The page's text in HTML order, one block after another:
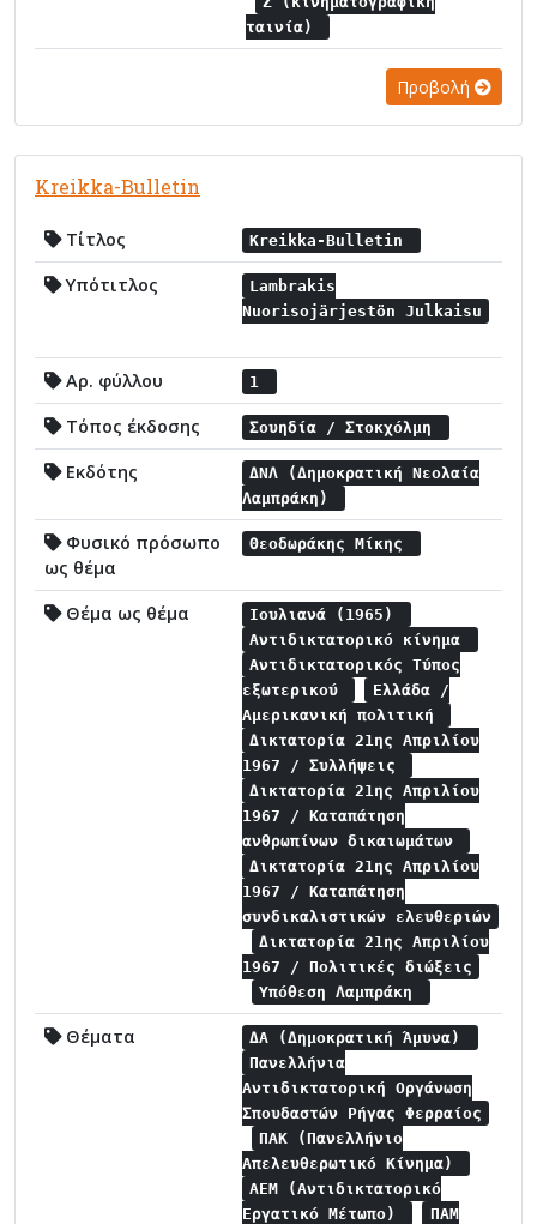
ταινία)
Προβολή
Kreikka-Bulletin
Τίτλος Kreikka-Bulletin
Υπότιτλος
Lambrakis
Nuorisojärjestön Julkaisu
Αρ. φύλλου 1
Τόπος έκδοσης Σουηδία / Στοκχόλμη
Εκδότης
ΔΝΛ (Δημοκρατική Νεολαία
Λαμπράκη)
Φυσικό πρόσωπο
ως θέμα
Θεοδωράκης Μίκης
Θέμα ως θέμα
Ιουλιανά (1965)
Αντιδικτατορικό κίνημα
Αντιδικτατορικός Τύπος
εξωτερικού
Ελλάδα /
Αμερικανική πολιτική
Δικτατορία 21ης Απριλίου
1967 / Συλλήψεις
Δικτατορία 21ης Απριλίου
1967 / Καταπάτηση
ανθρωπίνων δικαιωμάτων
Δικτατορία 21ης Απριλίου
1967 / Καταπάτηση
συνδικαλιστικών ελευθεριών
Δικτατορία 21ης Απριλίου
1967 / Πολιτικές διώξεις
Υπόθεση Λαμπράκη
Θέματα
ΔΑ (Δημοκρατική Άμυνα)
Πανελλήνια
Αντιδικτατορική Οργάνωση
Σπουδαστών Ρήγας Φερραίος
ΠΑΚ (Πανελλήνιο
Απελευθερωτικό Κίνημα)
ΑΕΜ (Αντιδικτατορικό
Εργατικό Μέτωπο)
ΠΑΜ